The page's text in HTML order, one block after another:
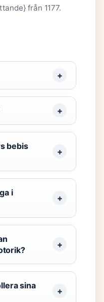
från 1177.
bebis
i
sina